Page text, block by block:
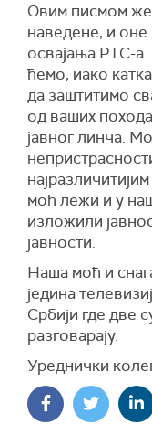
Овим писмом
наведене, и оне
освајања РТС-
ћемо, иако
да заштитимо
од ваших
јавног линча.
моћ лежи и у
изложили
јавности.
Наша моћ и
једина
Србији где две
разговарају.
Уреднички